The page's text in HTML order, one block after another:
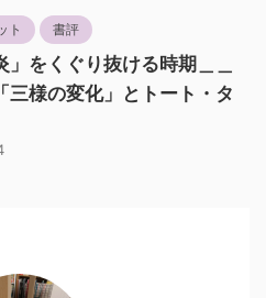
ト 書評
」をくぐり抜ける時期＿＿
三様の変化」とトート・タ